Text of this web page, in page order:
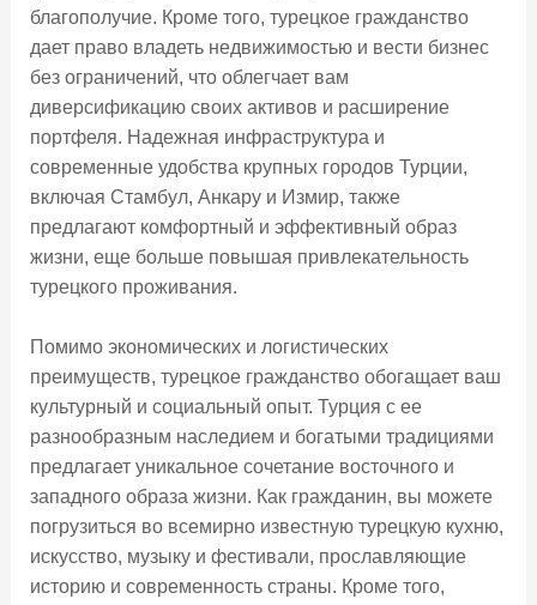
благополучие. Кроме того, турецкое гражданство
дает право владеть недвижимостью и вести бизнес
без ограничений, что облегчает вам
диверсификацию своих активов и расширение
портфеля. Надежная инфраструктура и
современные удобства крупных городов Турции,
включая Стамбул, Анкару и Измир, также
предлагают комфортный и эффективный образ
жизни, еще больше повышая привлекательность
турецкого проживания.
Помимо экономических и логистических
преимуществ, турецкое гражданство обогащает ваш
культурный и социальный опыт. Турция с ее
разнообразным наследием и богатыми традициями
предлагает уникальное сочетание восточного и
западного образа жизни. Как гражданин, вы можете
погрузиться во всемирно известную турецкую кухню,
искусство, музыку и фестивали, прославляющие
историю и современность страны. Кроме того,